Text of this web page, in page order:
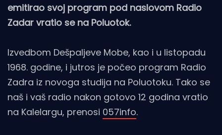
emitirao svoj program pod naslovom Radio
Zadar vratio se na Poluotok.
Izvedbom Dešpaljeve Mobe, kao i u listopadu
1968. godine, i jutros je počeo program Radio
Zadra iz novoga studija na Poluotoku. Tako se
naš i vaš radio nakon gotovo 12 godina vratio
na Kalelargu, prenosi 057info.